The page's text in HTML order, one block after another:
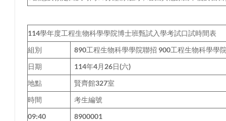
114學年度工程生物科學學院博士班甄試入學考試口試時間表
組別
890工程生物科學學院聯招 900工程生物科學學
日期
114年4月26日(六)
地點
賢齊館327室
時間
考生編號
09:40
8900001